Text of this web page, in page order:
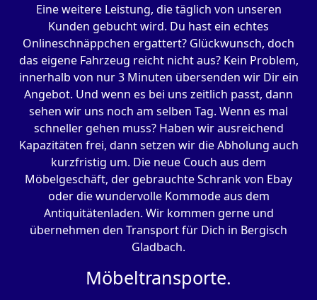
Eine weitere Leistung, die täglich von unseren
Kunden gebucht wird. Du hast ein echtes
Onlineschnäppchen ergattert? Glückwunsch, doch
das eigene Fahrzeug reicht nicht aus? Kein Problem,
innerhalb von nur 3 Minuten übersenden wir Dir ein
Angebot. Und wenn es bei uns zeitlich passt, dann
sehen wir uns noch am selben Tag. Wenn es mal
schneller gehen muss? Haben wir ausreichend
Kapazitäten frei, dann setzen wir die Abholung auch
kurzfristig um. Die neue Couch aus dem
Möbelgeschäft, der gebrauchte Schrank von Ebay
oder die wundervolle Kommode aus dem
Antiquitätenladen. Wir kommen gerne und
übernehmen den Transport für Dich in Bergisch
Gladbach.
Möbeltransporte.